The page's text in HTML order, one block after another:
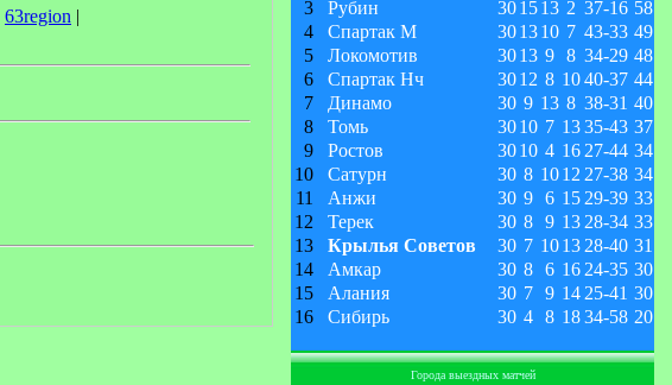
63region |
3
Рубин 301513 2 37-16 58
4
Спартак М 301310 7 43-33 49
5
Локомотив 3013 9 8 34-29 48
6
Спартак Нч 3012 8 1040-37 44
7
Динамо 30 9 13 8 38-31 40
8
Томь 3010 7 1335-43 37
9
Ростов 3010 4 16 27-44 34
10
Сатурн 30 8 1012 27-38 34
11
Анжи 30 9 6 15 29-39 33
12
Терек 30 8 9 13 28-34 33
13
Крылья Советов 30 7 1013 28-40 31
14
Амкар 30 8 6 16 24-35 30
15
Алания 30 7 9 14 25-41 30
16
Сибирь 30 4 8 1834-58 20
Города выездных матчей